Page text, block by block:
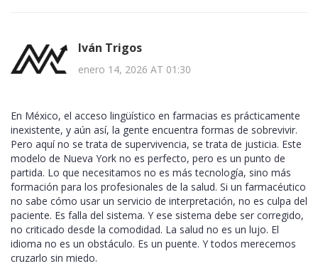
Iván Trigos
enero 14, 2026 AT 01:30
En México, el acceso lingüístico en farmacias es prácticamente
inexistente, y aún así, la gente encuentra formas de sobrevivir.
Pero aquí no se trata de supervivencia, se trata de justicia. Este
modelo de Nueva York no es perfecto, pero es un punto de
partida. Lo que necesitamos no es más tecnología, sino más
formación para los profesionales de la salud. Si un farmacéutico
no sabe cómo usar un servicio de interpretación, no es culpa del
paciente. Es falla del sistema. Y ese sistema debe ser corregido,
no criticado desde la comodidad. La salud no es un lujo. El
idioma no es un obstáculo. Es un puente. Y todos merecemos
cruzarlo sin miedo.